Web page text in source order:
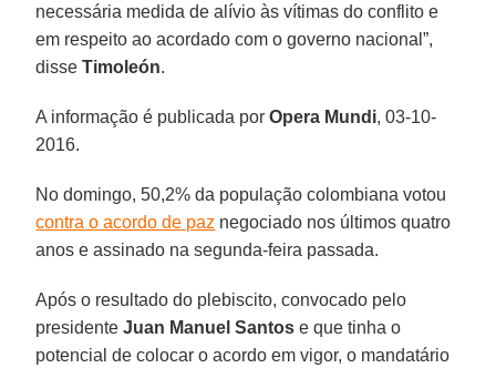
necessária medida de alívio às vítimas do conflito e
em respeito ao acordado com o governo nacional”,
disseTimoleón.
A informação é publicada porOpera Mundi, 03-10-
2016.
No domingo, 50,2% da população colombiana votou
contra o acordo de paz negociado nos últimos quatro
anos e assinado na segunda-feira passada.
Após o resultado do plebiscito, convocado pelo
presidenteJuan Manuel Santos e que tinha o
potencial de colocar o acordo em vigor, o mandatário